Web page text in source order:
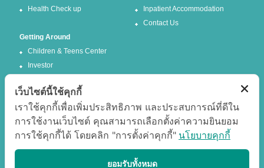
Health Check up
Inpatient Accommodation
Contact Us
Getting Around
Children & Teens Center
Investor
Facebook Twitter
เว็บไซต์นี้ใช้คุกกี้
เราใช้คุกกี้เพื่อเพิ่มประสิทธิภาพ และประสบการณ์ที่ดีใน
การใช้งานเว็บไซต์ คุณสามารถเลือกตั้งค่าความยินยอม
การใช้คุกกี้ได้ โดยคลิก "การตั้งค่าคุกกี้" นโยบายคุกกี้
ยอมรับทั้งหมด